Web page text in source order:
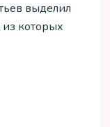
выделил
которых